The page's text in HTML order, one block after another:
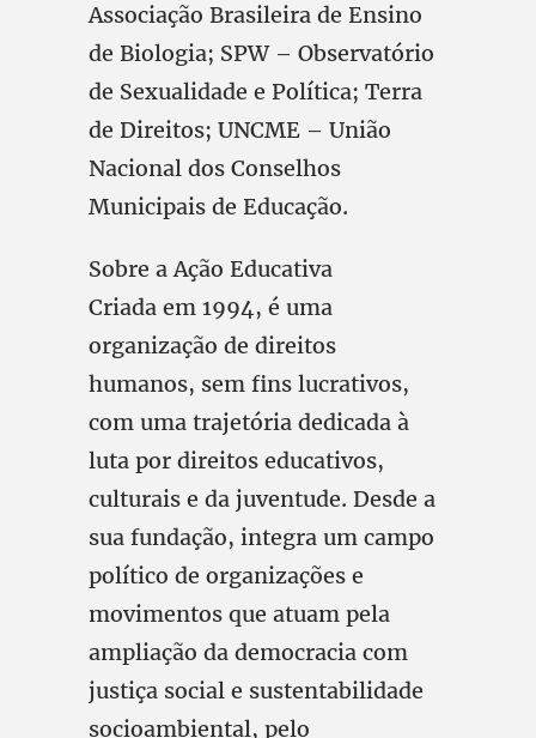
Associação Brasileira de Ensino
de Biologia; SPW – Observatório
de Sexualidade e Política; Terra
de Direitos; UNCME – União
Nacional dos Conselhos
Municipais de Educação.
Sobre a Ação Educativa
Criada em 1994, é uma
organização de direitos
humanos, sem fins lucrativos,
com uma trajetória dedicada à
luta por direitos educativos,
culturais e da juventude. Desde a
sua fundação, integra um campo
político de organizações e
movimentos que atuam pela
ampliação da democracia com
justiça social e sustentabilidade
socioambiental, pelo